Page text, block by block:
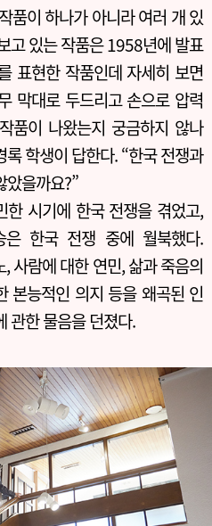
품이 하나가 아니라 여러 개 있
고 있는 작품은 1958년에 발표
표현한 작품인데 자세히 보면
막대로 두드리고 손으로 압력
품이 나왔는지 궁금하지 않나
록 학생이 답한다. “한국 전쟁과
았을까요?”
한 시기에 한국 전쟁을 겪었고,
은 한국 전쟁 중에 월북했다.
사람에 대한 연민, 삶과 죽음의
본능적인 의지 등을 왜곡된 인
관한 물음을 던졌다.